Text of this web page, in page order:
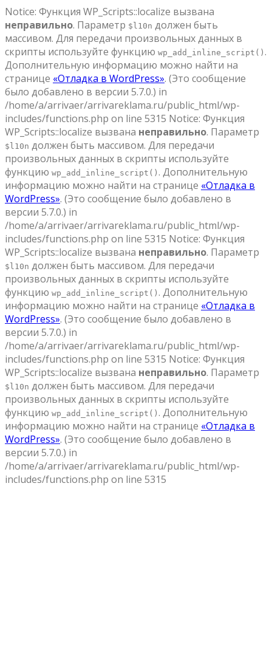
Notice: Функция WP_Scripts::localize вызвана
неправильно. Параметр $l10n должен быть
массивом. Для передачи произвольных данных в
скрипты используйте функцию wp_add_inline_script() .
Дополнительную информацию можно найти на
странице «Отладка в WordPress». (Это сообщение
было добавлено в версии 5.7.0.) in
/home/a/arrivaer/arrivareklama.ru/public_html/wp-
includes/functions.php on line 5315 Notice: Функция
WP_Scripts::localize вызвана неправильно. Параметр
$l10n должен быть массивом. Для передачи
произвольных данных в скрипты используйте
функцию wp_add_inline_script() . Дополнительную
информацию можно найти на странице «Отладка в
WordPress». (Это сообщение было добавлено в
версии 5.7.0.) in
/home/a/arrivaer/arrivareklama.ru/public_html/wp-
includes/functions.php on line 5315 Notice: Функция
WP_Scripts::localize вызвана неправильно. Параметр
$l10n должен быть массивом. Для передачи
произвольных данных в скрипты используйте
функцию wp_add_inline_script() . Дополнительную
информацию можно найти на странице «Отладка в
WordPress». (Это сообщение было добавлено в
версии 5.7.0.) in
/home/a/arrivaer/arrivareklama.ru/public_html/wp-
includes/functions.php on line 5315 Notice: Функция
WP_Scripts::localize вызвана неправильно. Параметр
$l10n должен быть массивом. Для передачи
произвольных данных в скрипты используйте
функцию wp_add_inline_script() . Дополнительную
информацию можно найти на странице «Отладка в
WordPress». (Это сообщение было добавлено в
версии 5.7.0.) in
/home/a/arrivaer/arrivareklama.ru/public_html/wp-
includes/functions.php on line 5315